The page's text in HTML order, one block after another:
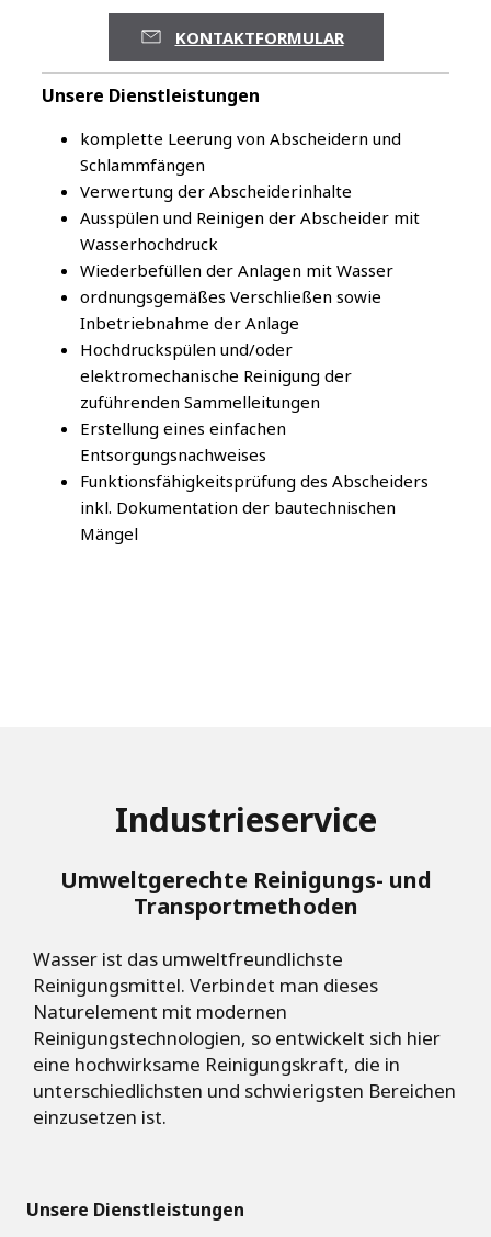
Unsere Dienstleistungen
komplette Leerung von Abscheidern und
Schlammfängen
​Verwertung der Abscheiderinhalte
Ausspülen und Reinigen der Abscheider mit
Wasserhochdruck
Wiederbefüllen der Anlagen mit Wasser
ordnungsgemäßes Verschließen sowie
Inbetriebnahme der Anlage
Hochdruckspülen und/oder
elektromechanische Reinigung der
zuführenden Sammelleitungen
Erstellung eines einfachen
Entsorgungsnachweises
Funktionsfähigkeitsprüfung des Abscheiders
inkl. Dokumentation der bautechnischen
Mängel
KONTAKTFORMULAR
Industrieservice
Umweltgerechte Reinigungs- und
Transportmethoden
Wasser ist das umweltfreundlichste
Reinigungsmittel. Verbindet man dieses
Naturelement mit modernen
Reinigungstechnologien, so entwickelt sich hier
eine hochwirksame Reinigungskraft, die in
unterschiedlichsten und schwierigsten Bereichen
einzusetzen ist.
Unsere Dienstleistungen